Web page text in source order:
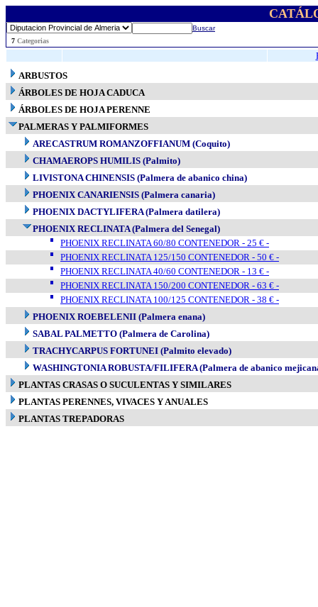
Buscar
7 Categorias
ARBUSTOS
ÁRBOLES DE HOJA CADUCA
ÁRBOLES DE HOJA PERENNE
PALMERAS Y PALMIFORMES
ARECASTRUM ROMANZOFFIANUM (Coquito)
CHAMAEROPS HUMILIS (Palmito)
LIVISTONA CHINENSIS (Palmera de abanico china)
PHOENIX CANARIENSIS (Palmera canaria)
PHOENIX DACTYLIFERA (Palmera datilera)
PHOENIX RECLINATA (Palmera del Senegal)
PHOENIX RECLINATA 60/80 CONTENEDOR - 25 € -
PHOENIX RECLINATA 125/150 CONTENEDOR - 50 € -
PHOENIX RECLINATA 40/60 CONTENEDOR - 13 € -
PHOENIX RECLINATA 150/200 CONTENEDOR - 63 € -
PHOENIX RECLINATA 100/125 CONTENEDOR - 38 € -
PHOENIX ROEBELENII (Palmera enana)
SABAL PALMETTO (Palmera de Carolina)
TRACHYCARPUS FORTUNEI (Palmito elevado)
WASHINGTONIA ROBUSTA/FILIFERA (Palmera de abanico
PLANTAS CRASAS O SUCULENTAS Y SIMILARES
PLANTAS PERENNES, VIVACES Y ANUALES
PLANTAS TREPADORAS